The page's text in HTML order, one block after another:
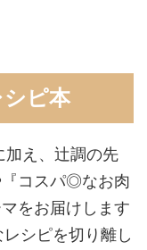
ピ本
え、辻調の先
コスパ◎なお肉
をお届けします
シピを切り離し